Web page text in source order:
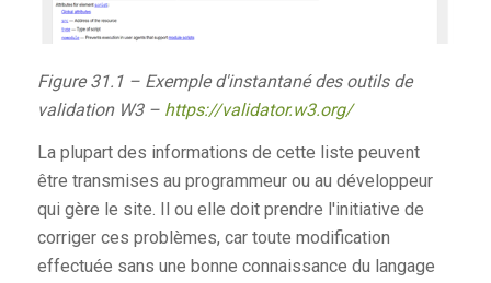
Figure 31.1 – Exemple d'instantané des outils de
validation W3 – https://validator.w3.org/
La plupart des informations de cette liste peuvent
être transmises au programmeur ou au développeur
qui gère le site. Il ou elle doit prendre l'initiative de
corriger ces problèmes, car toute modification
effectuée sans une bonne connaissance du langage